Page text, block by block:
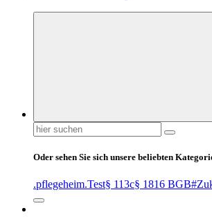
Suchen
nach:
Oder sehen Sie sich unsere beliebten
.pflegeheim.Test§ 113c§ 1816 BGB